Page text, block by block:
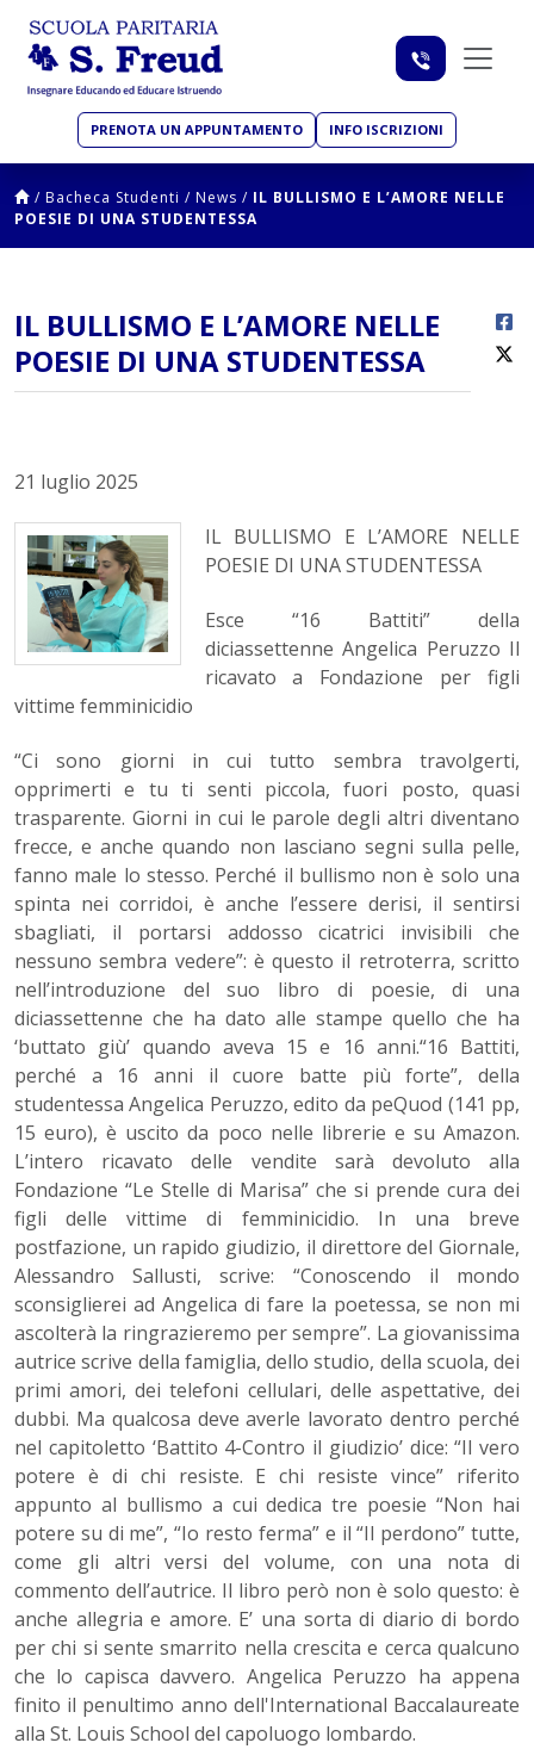
PRENOTA UN APPUNTAMENTO INFO ISCRIZIONI
/ Bacheca Studenti / News / IL BULLISMO E L’AMORE NELLE
POESIE DI UNA STUDENTESSA
IL BULLISMO E L’AMORE NELLE
POESIE DI UNA STUDENTESSA
21 luglio 2025
IL BULLISMO E L’AMORE NELLE
POESIE DI UNA STUDENTESSA
Esce “16 Battiti” della
diciassettenne Angelica Peruzzo Il
ricavato a Fondazione per figli
vittime femminicidio
“Ci sono giorni in cui tutto sembra travolgerti,
opprimerti e tu ti senti piccola, fuori posto, quasi
trasparente. Giorni in cui le parole degli altri diventano
frecce, e anche quando non lasciano segni sulla pelle,
fanno male lo stesso. Perché il bullismo non è solo una
spinta nei corridoi, è anche l’essere derisi, il sentirsi
sbagliati, il portarsi addosso cicatrici invisibili che
nessuno sembra vedere”: è questo il retroterra, scritto
nell’introduzione del suo libro di poesie, di una
diciassettenne che ha dato alle stampe quello che ha
‘buttato giù’ quando aveva 15 e 16 anni.“16 Battiti,
perché a 16 anni il cuore batte più forte”, della
studentessa Angelica Peruzzo, edito da peQuod (141 pp,
15 euro), è uscito da poco nelle librerie e su Amazon.
L’intero ricavato delle vendite sarà devoluto alla
Fondazione “Le Stelle di Marisa” che si prende cura dei
figli delle vittime di femminicidio. In una breve
postfazione, un rapido giudizio, il direttore del Giornale,
Alessandro Sallusti, scrive: “Conoscendo il mondo
sconsiglierei ad Angelica di fare la poetessa, se non mi
ascolterà la ringrazieremo per sempre”. La giovanissima
autrice scrive della famiglia, dello studio, della scuola, dei
primi amori, dei telefoni cellulari, delle aspettative, dei
dubbi. Ma qualcosa deve averle lavorato dentro perché
nel capitoletto ‘Battito 4-Contro il giudizio’ dice: “Il vero
potere è di chi resiste. E chi resiste vince” riferito
appunto al bullismo a cui dedica tre poesie “Non hai
potere su di me”, “Io resto ferma” e il “Il perdono” tutte,
come gli altri versi del volume, con una nota di
commento dell’autrice. Il libro però non è solo questo: è
anche allegria e amore. E’ una sorta di diario di bordo
per chi si sente smarrito nella crescita e cerca qualcuno
che lo capisca davvero. Angelica Peruzzo ha appena
finito il penultimo anno dell'International Baccalaureate
alla St. Louis School del capoluogo lombardo.